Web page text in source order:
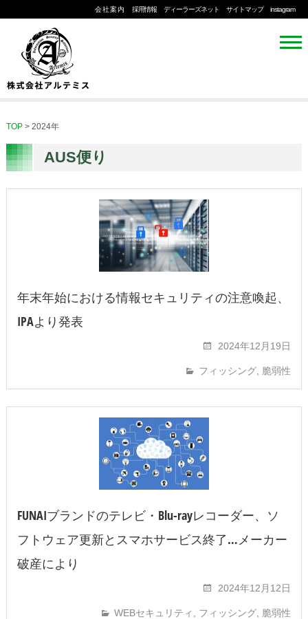
会社案内 採用情報 ディーラーズネット サイトマップ instagram
TOP> 2024年
AUS便り
年末年始における情報セキュリティの注意喚起、
IPAより発表
2024年12月19日
フィッシング 脆弱性
FUNAIブランドのテレビ・Blu-rayレコーダー、ソ
フトウェア更新とスマホサービス終了…メーカー
破産により
2024年12月12日
WEBセキュリティ フィッシング 脆弱性